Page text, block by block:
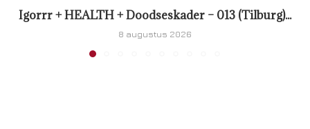
Igorrr + HEALTH + Doodseskader – 013 (Tilburg)...
8 augustus 2026